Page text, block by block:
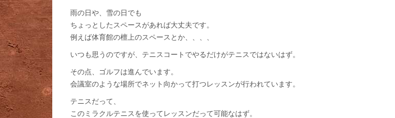
雨の日や、雪の日でも
ちょっとしたスペースがあれば大丈夫です。
例えば体育館の檀上のスペースとか、、、、
いつも思うのですが、テニスコートでやるだけがテニスではないはず。
その点、ゴルフは進んでいます。
会議室のような場所でネット向かって打つレッスンが行われています。
テニスだって、
このミラクルテニスを使ってレッスンだって可能なはず。